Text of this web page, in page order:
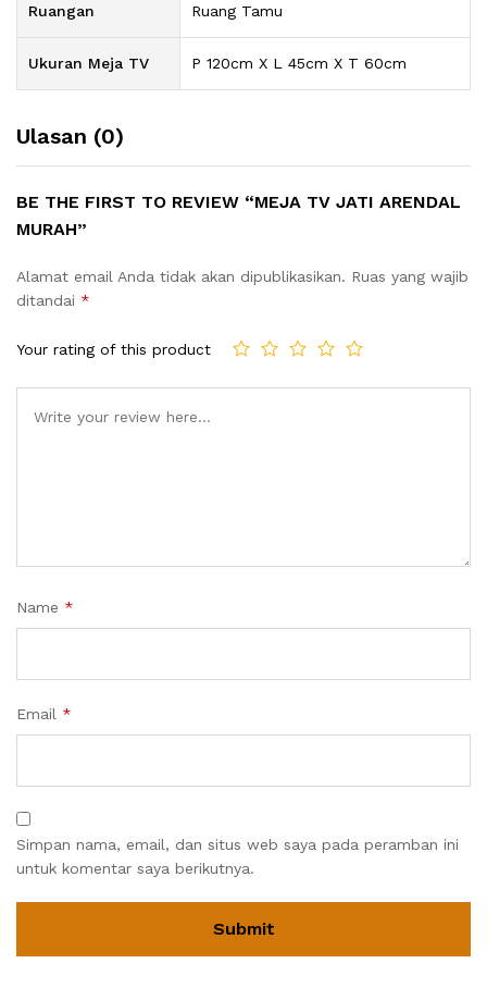
Ruangan Ruang Tamu
Ukuran Meja TV P 120cm X L 45cm X T 60cm
Ulasan (0)
BE THE FIRST TO REVIEW “MEJA TV JATI ARENDAL
MURAH”
Alamat email Anda tidak akan dipublikasikan. Ruas yang wajib
ditandai *
Your rating of this product
Name *
Email *
Simpan nama, email, dan situs web saya pada peramban ini
untuk komentar saya berikutnya.